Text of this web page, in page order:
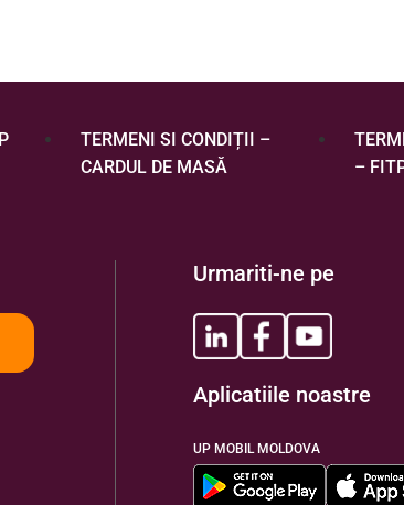
TERMENI SI CONDIȚII –
CARDUL DE MASĂ
–
Urmariti-ne pe
Aplicatiile noastre
UP MOBIL MOLDOVA